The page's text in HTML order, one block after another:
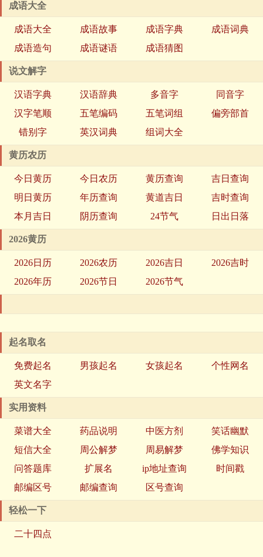
成语大全
成语大全 成语故事 成语字典
成语词典
成语造句
成语谜语 成语猜图
说文解字
汉语字典 汉语辞典 多音字
同音字
汉字笔顺
五笔编码 五笔词组
偏旁部首
错别字
英汉词典 组词大全
黄历农历
今日黄历 今日农历 黄历查询
吉日查询
明日黄历
年历查询 黄道吉日
吉时查询
本月吉日
阴历查询 24节气 日出日落
2026黄历
2026日历 2026农历 2026吉日
2026吉时
2026年历
2026节日 2026节气
起名取名
免费起名 男孩起名 女孩起名
个性网名
英文名字
实用资料
菜谱大全 药品说明 中医方剂
笑话幽默
短信大全
周公解梦 周易解梦
佛学知识
问答题库
扩展名 ip地址查询
时间戳
邮编区号
邮编查询 区号查询
轻松一下
二十四点